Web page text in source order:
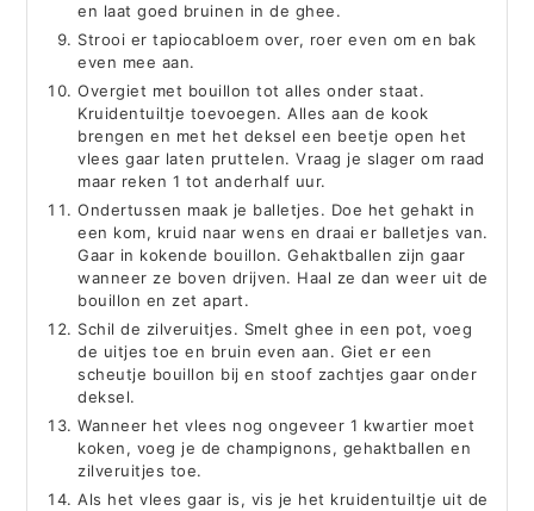
en laat goed bruinen in de ghee.
Strooi er tapiocabloem over, roer even om en bak
even mee aan.
Overgiet met bouillon tot alles onder staat.
Kruidentuiltje toevoegen. Alles aan de kook
brengen en met het deksel een beetje open het
vlees gaar laten pruttelen. Vraag je slager om raad
maar reken 1 tot anderhalf uur.
Ondertussen maak je balletjes. Doe het gehakt in
een kom, kruid naar wens en draai er balletjes van.
Gaar in kokende bouillon. Gehaktballen zijn gaar
wanneer ze boven drijven. Haal ze dan weer uit de
bouillon en zet apart.
Schil de zilveruitjes. Smelt ghee in een pot, voeg
de uitjes toe en bruin even aan. Giet er een
scheutje bouillon bij en stoof zachtjes gaar onder
deksel.
Wanneer het vlees nog ongeveer 1 kwartier moet
koken, voeg je de champignons, gehaktballen en
zilveruitjes toe.
Als het vlees gaar is, vis je het kruidentuiltje uit de